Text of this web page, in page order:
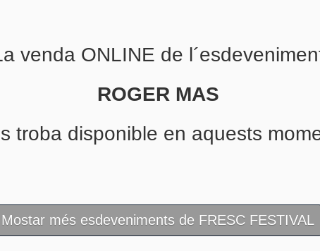
venda ONLINE de
ROGER MAS
troba disponible en aquests
Mostar més esdeveniments de FRESC FESTIVAL